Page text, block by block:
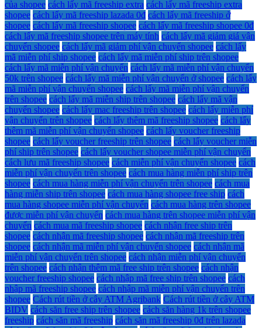
của shopee cách lấy mã freeship extra cách lấy mã freeship extra
shopee cách lấy mã freeship lazada 0đ cách lấy mã freeship ở
shopee cách lấy mã freeship shopee cách lấy mã freeship shopee 0đ
cách lấy mã freeship shopee trên máy tính cách lấy mã giảm giá vận
chuyển shopee cách lấy mã giảm phí vận chuyển shopee cách lấy
mã miễn phí ship shopee cách lấy mã miễn phí ship trên shopee
cách lấy mã miễn phí vận chuyển cách lấy mã miễn phí vận chuyển
50k trên shopee cách lấy mã miễn phí vận chuyển ở shopee cách lấy
mã miễn phí vận chuyển shopee cách lấy mã miễn phí vận chuyển
trên shopee cách lấy mã miễn ship trên shopee cách lấy mã vận
chuyển shopee cách lấy mac freeship trên shopee cách lấy miễn phí
vận chuyển trên shopee cách lấy thêm mã freeship shopee cách lấy
thêm mã miễn phí vận chuyển shopee cách lấy voucher freeship
shopee cách lấy voucher freeship trên shopee cách lấy voucher miễn
phí ship trên shopee cách lấy voucher shopee miễn phí vận chuyển
cách lưu mã freeship shopee cách miễn phí vận chuyển shopee cách
miễn phí vận chuyển trên shopee cách mua hàng miễn phí ship trên
shopee cách mua hàng miễn phí vận chuyển trên shopee cách mua
hàng miễn ship trên shopee cách mua hàng shopee free ship cách
mua hàng shopee miễn phí vận chuyển cách mua hàng trên shopee
được miễn phí vận chuyển cách mua hàng trên shopee miễn phí vận
chuyển cách mua mã freeship shopee cách nhận free ship trên
shopee cách nhận mã freeship shopee cách nhận mã freeship trên
shopee cách nhận mã miễn phí vận chuyển shopee cách nhận mã
miễn phí vận chuyển trên shopee cách nhận miễn phí vận chuyển
trên shopee cách nhận thêm mã free ship trên shopee cách nhận
voucher freeship shopee cách nhập mã free ship trên shopee cách
nhập mã freeship shopee cách nhập mã miễn phí vận chuyển trên
shopee Cách rút tiền ở cây ATM Agribank Cách rút tiền ở cây ATM
BIDV cách săn free ship trên shopee cách săn hàng 1k trên shopee
freeship cách săn mã freeship cách săn mã freeship 0đ trên lazada